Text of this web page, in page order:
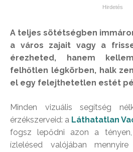
A teljes sötétségben
a város zajait vagy a
érezheted, hanem
felhőtlen légkörben, halk
el egy felejthetetlen estét
Minden vizuális segítség
érzékszerveid: a Láthatatlan
fogsz lepődni azon a
ízlelésed valójában